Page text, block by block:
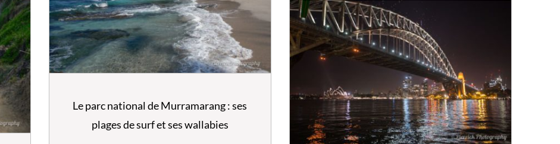
Le parc national de Murramarang : ses
plages de surf et ses wallabies